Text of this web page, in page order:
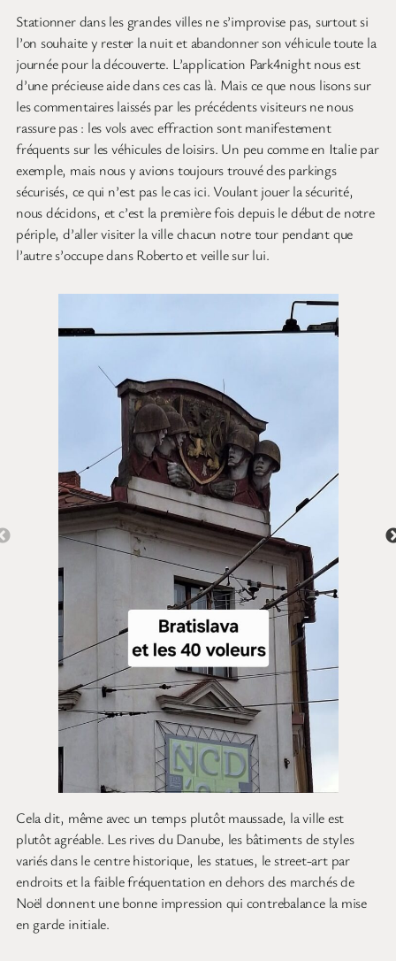
Stationner dans les grandes villes ne s’improvise pas, surtout si
l’on souhaite y rester la nuit et abandonner son véhicule toute la
journée pour la découverte. L’application Park4night nous est
d’une précieuse aide dans ces cas là. Mais ce que nous lisons sur
les commentaires laissés par les précédents visiteurs ne nous
rassure pas : les vols avec effraction sont manifestement
fréquents sur les véhicules de loisirs. Un peu comme en Italie par
exemple, mais nous y avions toujours trouvé des parkings
sécurisés, ce qui n’est pas le cas ici. Voulant jouer la sécurité,
nous décidons, et c’est la première fois depuis le début de notre
périple, d’aller visiter la ville chacun notre tour pendant que
l’autre s’occupe dans Roberto et veille sur lui.
Cela dit, même avec un temps plutôt maussade, la ville est
plutôt agréable. Les rives du Danube, les bâtiments de styles
variés dans le centre historique, les statues, le street-art par
endroits et la faible fréquentation en dehors des marchés de
Noël donnent une bonne impression qui contrebalance la mise
en garde initiale.